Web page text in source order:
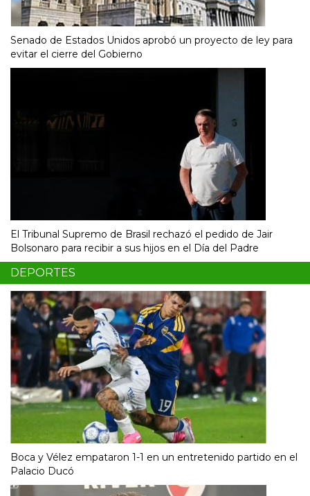
Senado de Estados Unidos aprobó un proyecto de ley para
evitar el cierre del Gobierno
El Tribunal Supremo de Brasil rechazó el pedido de Jair
Bolsonaro para recibir a sus hijos en el Día del Padre
DEPORTES
Boca y Vélez empataron 1-1 en un entretenido partido en el
Palacio Ducó